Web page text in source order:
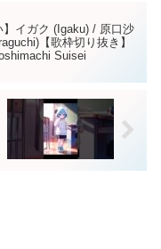
】イガク (Igaku) / 原口沙
【歌枠切り抜き】
Suisei